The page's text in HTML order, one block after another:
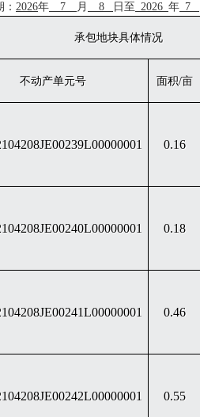
2026年 7 月 8 日至 2026 年 7
承包地块具体情况
不动产单元号 面积/亩
0.16
0.18
0.46
0.55